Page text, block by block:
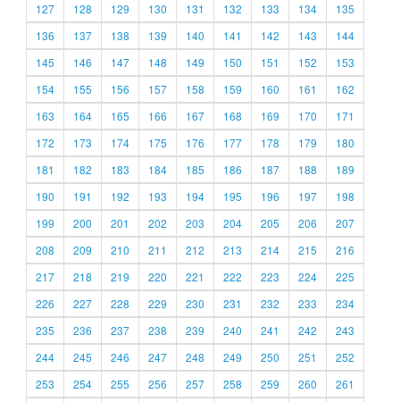
127
128 129 130 131 132 133 134
135
136
137 138 139 140 141 142 143
144
145
146 147 148 149 150 151 152
153
154
155 156 157 158 159 160 161
162
163
164 165 166 167 168 169 170
171
172
173 174 175 176 177 178 179
180
181
182 183 184 185 186 187 188
189
190
191 192 193 194 195 196 197
198
199
200 201 202 203 204 205 206
207
208
209 210 211 212 213 214 215
216
217
218 219 220 221 222 223 224
225
226
227 228 229 230 231 232 233
234
235
236 237 238 239 240 241 242
243
244
245 246 247 248 249 250 251
252
253
254 255 256 257 258 259 260
261